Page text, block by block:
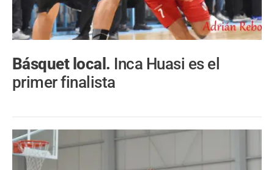
Básquet local. Inca Huasi es el
primer finalista